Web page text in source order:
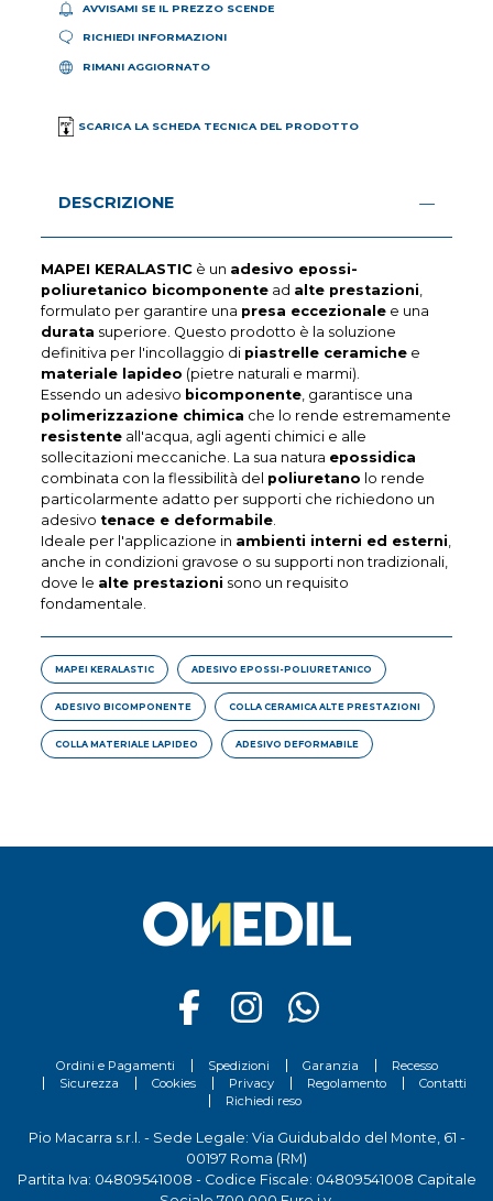
AVVISAMI SE IL PREZZO SCENDE
RICHIEDI INFORMAZIONI
RIMANI AGGIORNATO
SCARICA LA SCHEDA TECNICA DEL PRODOTTO
DESCRIZIONE
MAPEI KERALASTIC è un adesivo epossi-
poliuretanico bicomponente ad alte prestazioni,
formulato per garantire una presa eccezionale e una
durata superiore. Questo prodotto è la soluzione
definitiva per l'incollaggio di piastrelle ceramiche e
materiale lapideo (pietre naturali e marmi).
Essendo un adesivo bicomponente, garantisce una
polimerizzazione chimica che lo rende estremamente
resistente all'acqua, agli agenti chimici e alle
sollecitazioni meccaniche. La sua natura epossidica
combinata con la flessibilità del poliuretano lo rende
particolarmente adatto per supporti che richiedono un
adesivo tenace e deformabile.
Ideale per l'applicazione in ambienti interni ed esterni,
anche in condizioni gravose o su supporti non tradizionali,
dove le alte prestazioni sono un requisito
fondamentale.
MAPEI KERALASTIC ADESIVO EPOSSI-POLIURETANICO
ADESIVO BICOMPONENTE COLLA CERAMICA ALTE PRESTAZIONI
COLLA MATERIALE LAPIDEO ADESIVO DEFORMABILE
Ordini e Pagamenti Spedizioni Garanzia
Recesso
Sicurezza
Cookies Privacy Regolamento
Contatti
Richiedi reso
Pio Macarra s.r.l. - Sede Legale: Via Guidubaldo del Monte, 61 -
00197 Roma (RM)
Partita Iva: 04809541008 - Codice Fiscale: 04809541008 Capitale